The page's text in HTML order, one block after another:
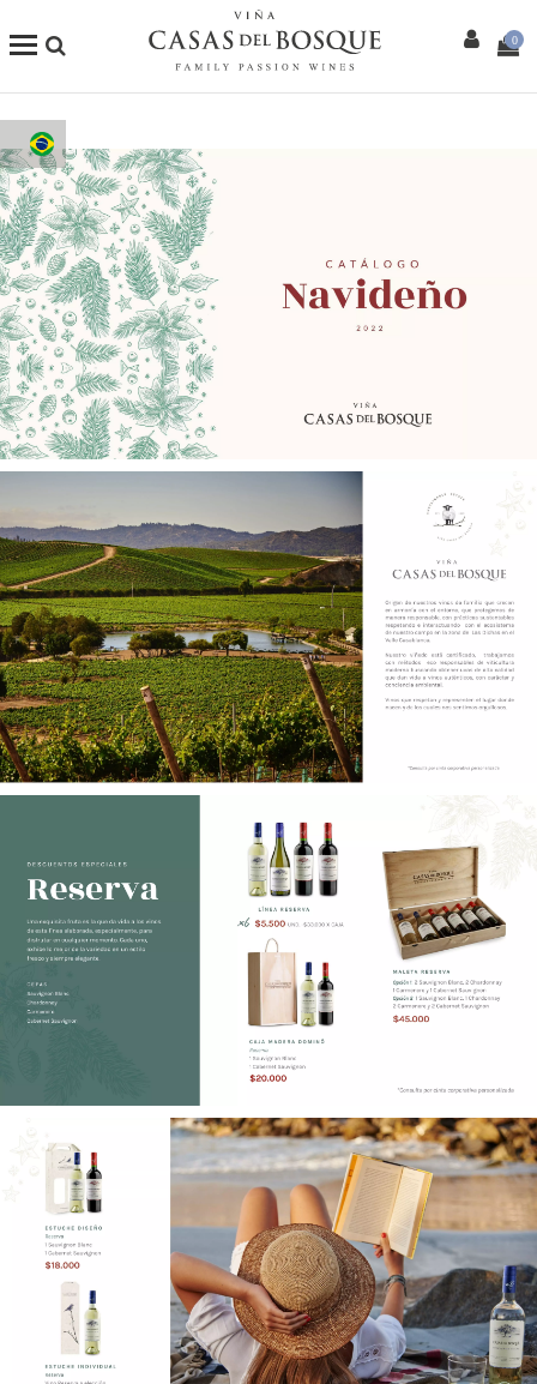
Loja Online
Os Nossos Vinhos
Enoturismo
Restaurantes
Eventos
Mais
0